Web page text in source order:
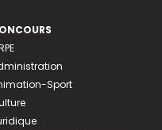
Sport